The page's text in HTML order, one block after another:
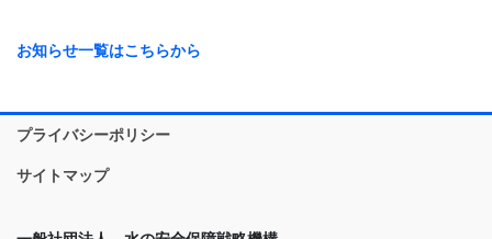
お知らせ一覧はこちらから
プライバシーポリシー
サイトマップ